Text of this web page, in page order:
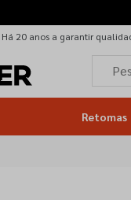
Há 20 anos a garantir
Retomas